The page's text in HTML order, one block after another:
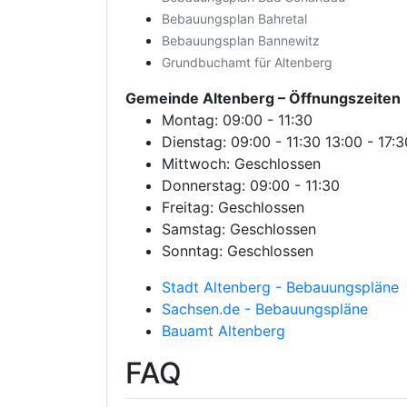
Bebauungsplan Bahretal
Bebauungsplan Bannewitz
Grundbuchamt für Altenberg
Gemeinde Altenberg – Öffnungszeiten
Montag: 09:00 - 11:30
Dienstag: 09:00 - 11:30 13:00 -
Mittwoch: Geschlossen
Donnerstag: 09:00 - 11:30
Freitag: Geschlossen
Samstag: Geschlossen
Sonntag: Geschlossen
Stadt Altenberg - Bebauungspläne
Sachsen.de - Bebauungspläne
Bauamt Altenberg
FAQ